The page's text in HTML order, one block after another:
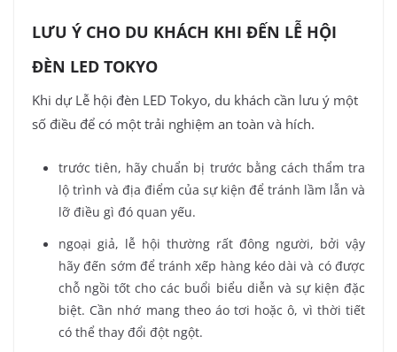
LƯU Ý CHO DU KHÁCH KHI ĐẾN LỄ HỘI
ĐÈN LED TOKYO
Khi dự Lễ hội đèn LED Tokyo, du khách cần lưu ý một
số điều để có một trải nghiệm an toàn và hích.
trước tiên, hãy chuẩn bị trước bằng cách thẩm tra
lộ trình và địa điểm của sự kiện để tránh lầm lẫn và
lỡ điều gì đó quan yếu.
ngoại giả, lễ hội thường rất đông người, bởi vậy
hãy đến sớm để tránh xếp hàng kéo dài và có được
chỗ ngồi tốt cho các buổi biểu diễn và sự kiện đặc
biệt. Cần nhớ mang theo áo tơi hoặc ô, vì thời tiết
có thể thay đổi đột ngột.